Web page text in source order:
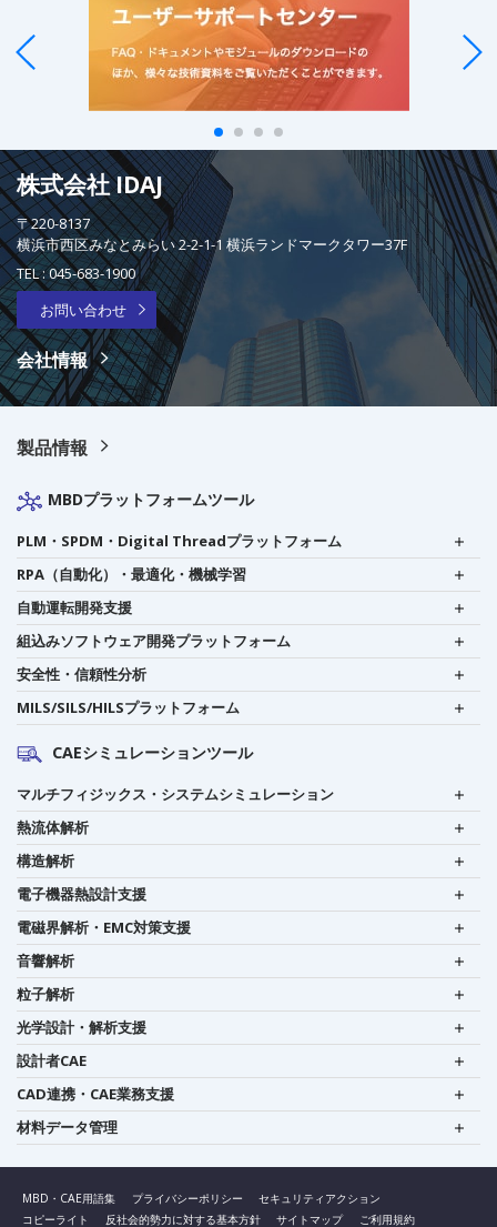
株式会社 IDAJ
〒220-8137
横浜市西区みなとみらい 2-2-1-1 横浜ランドマークタワー37F
TEL :045-683-1900
お問い合わせ
会社情報
製品情報
MBDプラットフォームツール
PLM・SPDM・Digital Threadプラットフォーム
RPA（自動化）・最適化・機械学習
自動運転開発支援
組込みソフトウェア開発プラットフォーム
安全性・信頼性分析
MILS/SILS/HILSプラットフォーム
CAEシミュレーションツール
マルチフィジックス・システムシミュレーション
熱流体解析
構造解析
電子機器熱設計支援
電磁界解析・EMC対策支援
音響解析
粒子解析
光学設計・解析支援
設計者CAE
CAD連携・CAE業務支援
材料データ管理
MBD・CAE用語集 プライバシーポリシー
セキュリティアクション
コピーライト
反社会的勢力に対する基本方針 サイトマップ ご利用規約